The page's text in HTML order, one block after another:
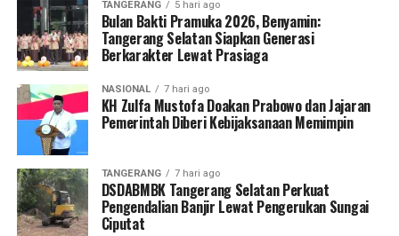
TANGERANG 5 hari ago
Bulan Bakti Pramuka 2026, Benyamin:
Tangerang Selatan Siapkan Generasi
Berkarakter Lewat Prasiaga
NASIONAL 7 hari ago
KH Zulfa Mustofa Doakan Prabowo dan Jajaran
Pemerintah Diberi Kebijaksanaan Memimpin
TANGERANG 7 hari ago
DSDABMBK Tangerang Selatan Perkuat
Pengendalian Banjir Lewat Pengerukan Sungai
Ciputat